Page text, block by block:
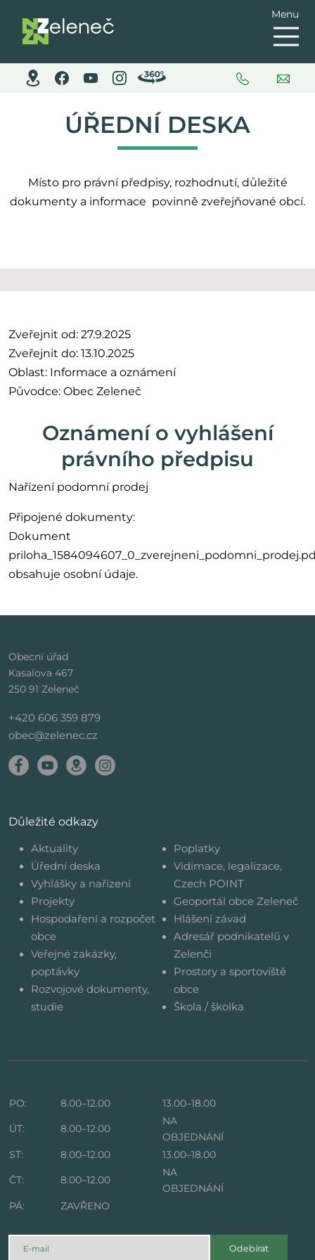
Menu
ÚŘEDNÍ DESKA
Místo pro právní předpisy, rozhodnutí, důležité
dokumenty a informace povinně zveřejňované obcí.
Zveřejnit od: 27.9.2025
Zveřejnit do: 13.10.2025
Oblast: Informace a oznámení
Původce: Obec Zeleneč
Oznámení o vyhlášení
právního předpisu
Nařízení podomní prodej
Připojené dokumenty:
Dokument
obsahuje osobní údaje.
Obecní úřad
Kasalova 467
250 91 Zeleneč
+420 606 359 879
obec@zelenec.cz
Důležité odkazy
Aktuality
Úřední deska
Vyhlášky a nařízení
Projekty
Hospodaření a rozpočet
obce
Veřejné zakázky,
poptávky
Rozvojové dokumenty,
studie
Poplatky
Vidimace, legalizace,
Czech POINT
Geoportál obce Zeleneč
Hlášení závad
Adresář podnikatelů v
Zelenči
Prostory a sportoviště
obce
Škola / školka
PO: 8.00–12.00
13.00–18.00
ÚT:
8.00–12.00
NA
OBJEDNÁNÍ
ST:
8.00–12.00
13.00–18.00
ČT:
8.00–12.00
NA
OBJEDNÁNÍ
PÁ:
ZAVŘENO
Odebírat